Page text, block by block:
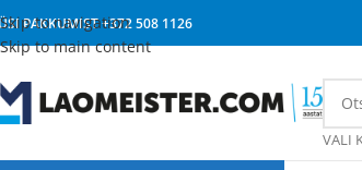
Skip to navigation
Skip to main content
PAKKUMIST+372 508 1126
VALI